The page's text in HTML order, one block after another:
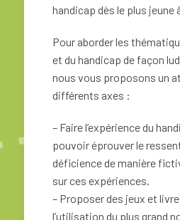
handicap dès le plus jeune
Pour aborder les
et du handicap de façon
nous vous proposons un
différents axes :
– Faire l’expérience du
pouvoir éprouver le
déficience de manière
sur ces expériences.
– Proposer des jeux et
l’utilisation du plus grand